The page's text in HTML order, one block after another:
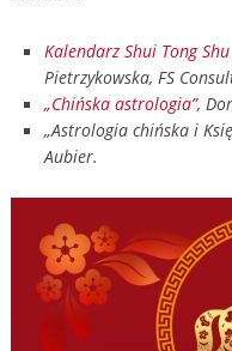
Kalendarz Shui Tong
Pietrzykowska, FS
„Chińska astrologia”,
„Astrologia chińska i
Aubier.